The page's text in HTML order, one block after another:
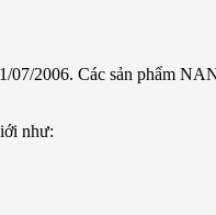
07/2006. Các sản phẩm
như: